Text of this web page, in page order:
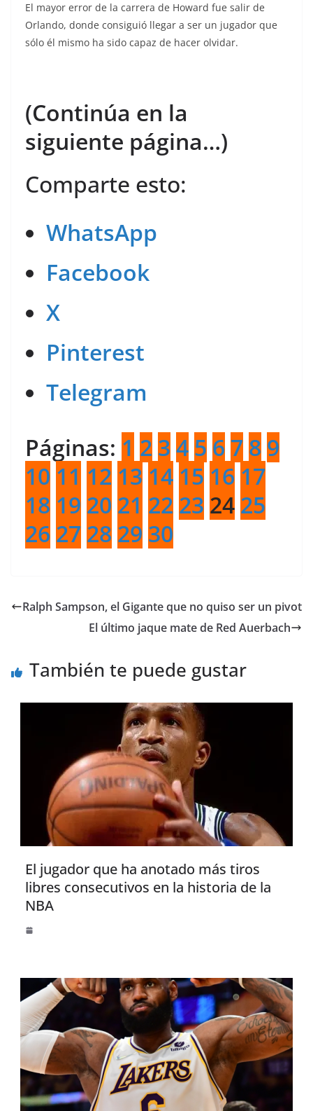
El mayor error de la carrera de Howard fue salir de
Orlando, donde consiguió llegar a ser un jugador que
sólo él mismo ha sido capaz de hacer olvidar.
(Continúa en la
siguiente página…)
Comparte esto:
WhatsApp
Facebook
X
Pinterest
Telegram
Páginas: 1 2 3 4 5 6 7 8 9
10 11 12 13 14 15 16 17
18 19 20 21 22 23 24 25
26 27 28 29 30
Ralph Sampson, el Gigante que no quiso ser un pivot
El último jaque mate de Red Auerbach
También te puede gustar
El jugador que ha anotado más tiros
libres consecutivos en la historia de la
NBA